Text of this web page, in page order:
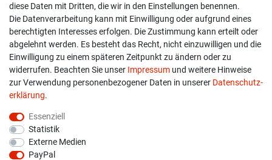
Widerrufs­recht
Widerruf erklären
info@overdrive-racing.de
05662 / 8878939
Overdrive-Racing
Frankenstr. 9
34587 Felsberg-Gensungen
diese Daten mit Dritten, die wir in den Einstellungen benennen.
Die Datenverarbeitung kann mit Einwilligung oder aufgrund eines
berechtigten Interesses erfolgen. Die Zustimmung kann erteilt oder
abgelehnt werden. Es besteht das Recht, nicht einzuwilligen und die
Einwilligung zu einem späteren Zeitpunkt zu ändern oder zu
widerrufen. Beachten Sie unser Impressum und weitere Hinweise
zur Verwendung personenbezogener Daten in unserer Daten­schutz­
erklärung.
Essenziell
Statistik
Externe Medien
PayPal